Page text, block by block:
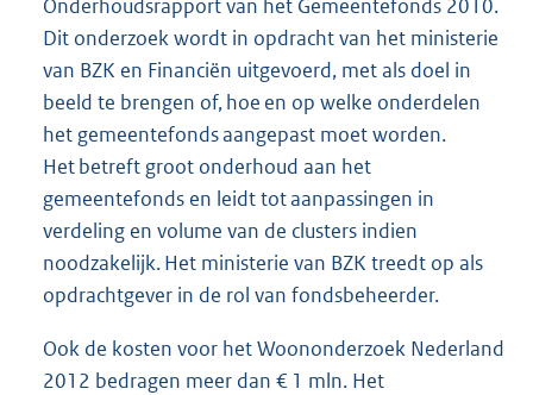
Onderhoudsrapport van het Gemeentefonds 2010.
Dit onderzoek wordt in opdracht van het ministerie
van BZK en Financiën uitgevoerd, met als doel in
beeld te brengen of, hoe en op welke onderdelen
het gemeentefonds aangepast moet worden.
Het betreft groot onderhoud aan het
gemeentefonds en leidt tot aanpassingen in
verdeling en volume van de clusters indien
noodzakelijk. Het ministerie van BZK treedt op als
opdrachtgever in de rol van fondsbeheerder.
Ook de kosten voor het Woononderzoek Nederland
2012 bedragen meer dan € 1 mln. Het